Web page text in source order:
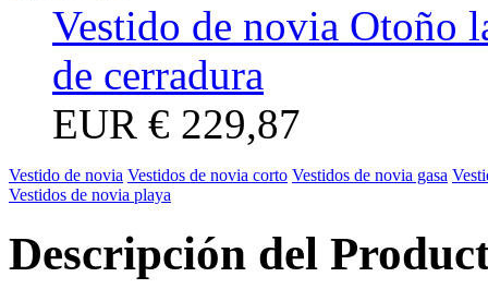
Vestido de novia Otoño
de cerradura
EUR € 229,87
Vestido de novia Vestidos de novia corto Vestidos de novia gasa
Vestidos de novia playa
Descripción del